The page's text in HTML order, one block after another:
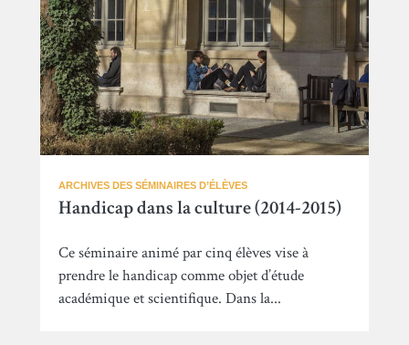
ARCHIVES DES SÉMINAIRES D’ÉLÈVES
Handicap dans la culture (2014-2015)
Ce séminaire animé par cinq élèves vise à
prendre le handicap comme objet d’étude
académique et scientifique. Dans la...